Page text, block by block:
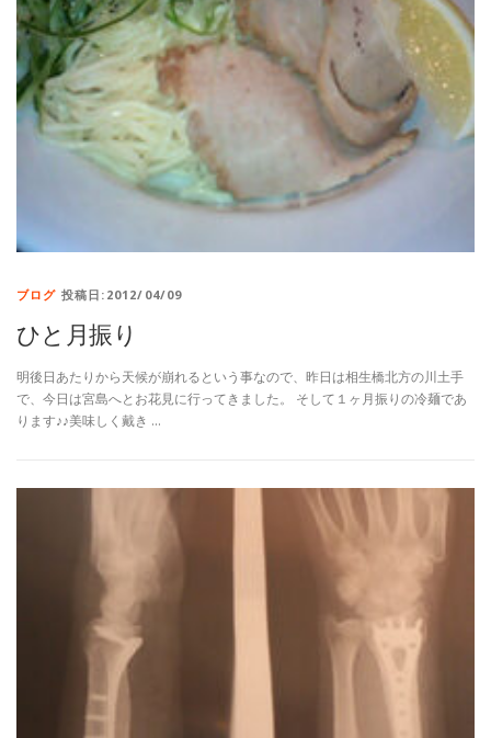
ブログ 投稿日:2012/04/09
ひと月振り
明後日あたりから天候が崩れるという事なので、昨日は相生橋北方の川土手
で、今日は宮島へとお花見に行ってきました。 そして１ヶ月振りの冷麺であ
ります♪♪美味しく戴き …